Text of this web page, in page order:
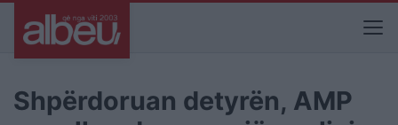
Shpërdoruan detyrën, AMP